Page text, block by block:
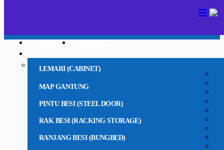
LEMARI (CABINET)
MAP GANTUNG
PINTU BESI (STEEL DOOR)
RAK BESI (RACKING STORAGE)
RANJANG BESI (BUNGBED)